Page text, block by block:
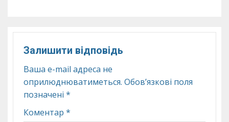
Залишити відповідь
Ваша e-mail адреса не
оприлюднюватиметься. Обов’язкові поля
позначені *
Коментар *